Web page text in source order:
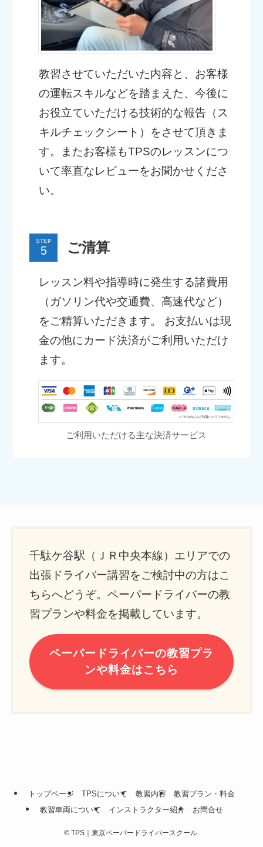
教習させていただいた内容と、お客様
の運転スキルなどを踏まえた、今後に
お役立ていただける技術的な報告（ス
キルチェックシート）をさせて頂きま
す。またお客様もTPSのレッスンにつ
いて率直なレビューをお聞かせくださ
い。
STEP ご清算
レッスン料や指導時に発生する諸費用
（ガソリン代や交通費、高速代など）
をご精算いただきます。 お支払いは現
金の他にカード決済がご利用いただけ
ます。
ご利用いただける主な決済サービス
千駄ケ谷駅（ＪＲ中央本線）エリアでの
出張ドライバー講習をご検討中の方はこ
ちらへどうぞ。ペーパードライバーの教
習プランや料金を掲載しています。
ペーパードライバーの教習プラ
ンや料金はこちら
トップページ TPSについて 教習内容
教習プラン・料金
教習車両について
インストラクター紹介 お問合せ
© TPS｜東京ペーパードライバースクール.